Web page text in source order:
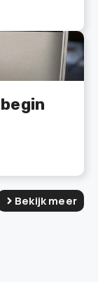
Bekijk meer